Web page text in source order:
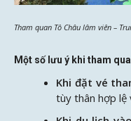
Tham quan Tô Châu lâm viên –
Một số lưu ý khi tham
Khi đặt vé
tùy thân hợp lệ